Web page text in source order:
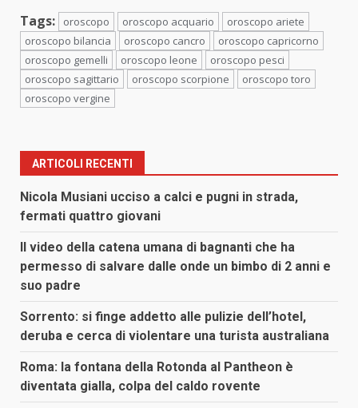
Tags: oroscopo oroscopo acquario
oroscopo ariete
oroscopo bilancia
oroscopo cancro
oroscopo capricorno
oroscopo gemelli
oroscopo leone
oroscopo pesci
oroscopo sagittario
oroscopo scorpione
oroscopo toro
oroscopo vergine
ARTICOLI RECENTI
Nicola Musiani ucciso a calci e pugni in strada,
fermati quattro giovani
Il video della catena umana di bagnanti che ha
permesso di salvare dalle onde un bimbo di 2 anni e
suo padre
Sorrento: si finge addetto alle pulizie dell’hotel,
deruba e cerca di violentare una turista australiana
Roma: la fontana della Rotonda al Pantheon è
diventata gialla, colpa del caldo rovente